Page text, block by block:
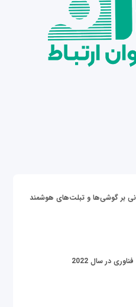
بر گوشی‌ها و تبلت‌های هوشمند